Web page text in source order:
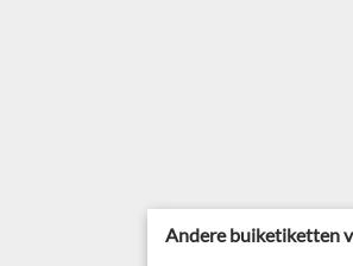
Andere buiketiketten